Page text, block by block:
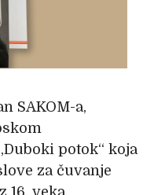
SAKOM-a,
potok“ koja
za čuvanje
veka.